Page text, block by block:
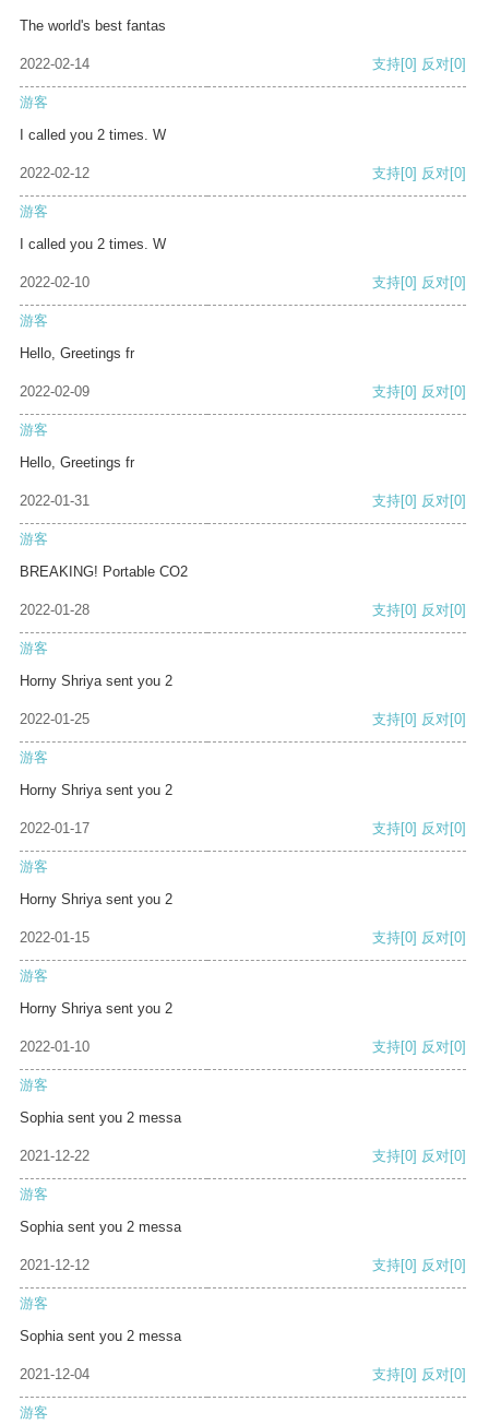
The world's best fantas
2022-02-14 支持[0] 反对[0]
游客
I called you 2 times. W
2022-02-12 支持[0] 反对[0]
游客
I called you 2 times. W
2022-02-10 支持[0] 反对[0]
游客
Hello, Greetings fr
2022-02-09 支持[0] 反对[0]
游客
Hello, Greetings fr
2022-01-31 支持[0] 反对[0]
游客
BREAKING! Portable CO2
2022-01-28 支持[0] 反对[0]
游客
Horny Shriya sent you 2
2022-01-25 支持[0] 反对[0]
游客
Horny Shriya sent you 2
2022-01-17 支持[0] 反对[0]
游客
Horny Shriya sent you 2
2022-01-15 支持[0] 反对[0]
游客
Horny Shriya sent you 2
2022-01-10 支持[0] 反对[0]
游客
Sophia sent you 2 messa
2021-12-22 支持[0] 反对[0]
游客
Sophia sent you 2 messa
2021-12-12 支持[0] 反对[0]
游客
Sophia sent you 2 messa
2021-12-04 支持[0] 反对[0]
游客